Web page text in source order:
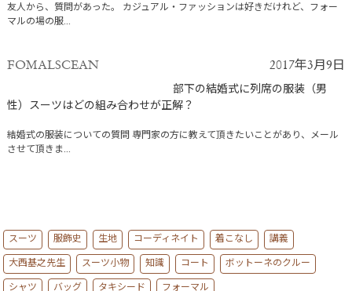
友人から、質問があった。 カジュアル・ファッションは好きだけれど、フォー
マルの場の服...
FOMALSCEAN 2017年3月9日
部下の結婚式に列席の服装（男
性）スーツはどの組み合わせが正解？
結婚式の服装についての質問 専門家の方に教えて頂きたいことがあり、メール
させて頂きま...
スーツ 服飾史 生地 コーディネイト 着こなし 講義
大西基之先生 スーツ小物 知識 コート ボットーネのクルー
シャツ バッグ タキシード フォーマル